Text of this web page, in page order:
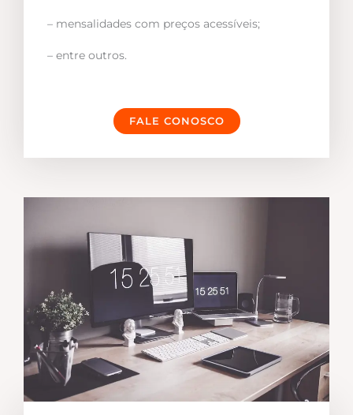
– mensalidades com preços acessíveis;
– entre outros.
FALE CONOSCO